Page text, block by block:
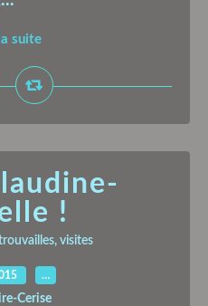
suite
!
visites
…
Cerise